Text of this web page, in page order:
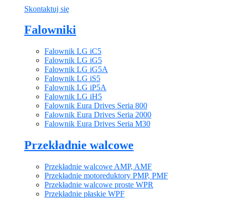
Skontaktuj się
Falowniki
Falownik LG iC5
Falownik LG iG5
Falownik LG iG5A
Falownik LG iS5
Falownik LG iP5A
Falownik LG iH5
Falownik Eura Drives Seria 800
Falownik Eura Drives Seria 2000
Falownik Eura Drives Seria M30
Przekładnie walcowe
Przekładnie walcowe AMP, AMF
Przekładnie motoreduktory PMP, PMF
Przekładnie walcowe proste WPR
Przekładnie płaskie WPF